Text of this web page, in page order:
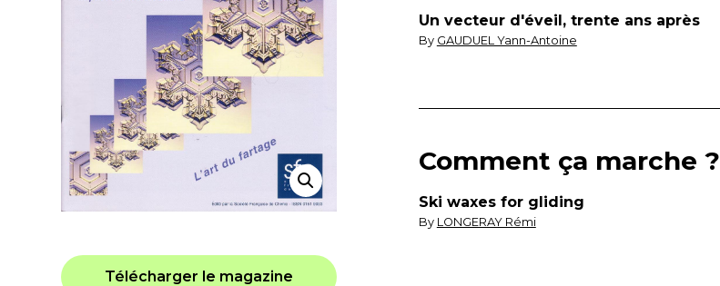
Télécharger le magazine
Un vecteur d'éveil, trente ans après
By GAUDUEL Yann-Antoine
Comment ça marche ?
Ski waxes for gliding
By LONGERAY Rémi